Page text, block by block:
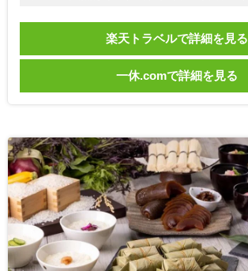
楽天トラベルで詳細を見る
一休.comで詳細を見る